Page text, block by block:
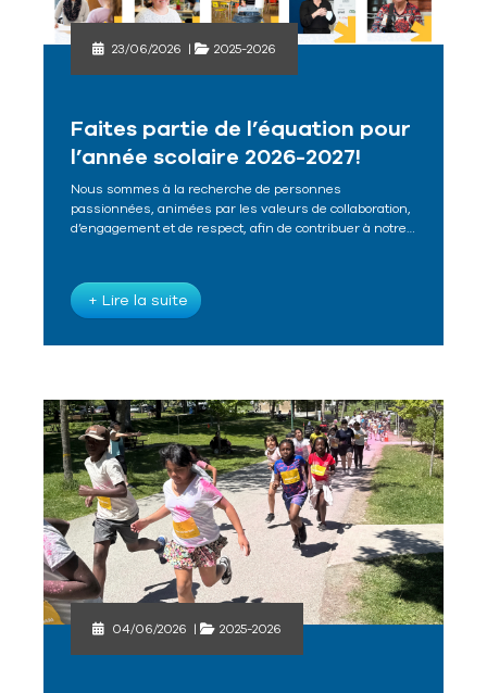
23/06/2026 | 2025-2026
Faites partie de l’équation pour
l’année scolaire 2026-2027!
Nous sommes à la recherche de personnes
passionnées, animées par les valeurs de collaboration,
d’engagement et de respect, afin de contribuer à notre…
+ Lire la suite
04/06/2026 | 2025-2026